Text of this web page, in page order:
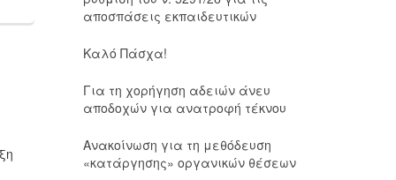
αποσπάσεις εκπαιδευτικών
Καλό Πάσχα!
Για τη χορήγηση αδειών άνευ
αποδοχών για ανατροφή τέκνου
Ανακοίνωση για τη μεθόδευση
«κατάργησης» οργανικών θέσεων